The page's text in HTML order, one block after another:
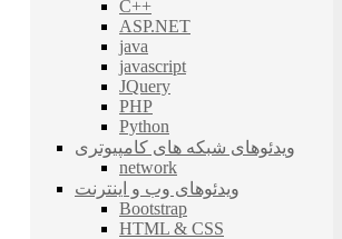
C++
ASP.NET
java
javascript
JQuery
PHP
Python
ویدئوهای شبکه های کامپیوتری
network
ویدئوهای وب و اینترنت
Bootstrap
HTML & CSS